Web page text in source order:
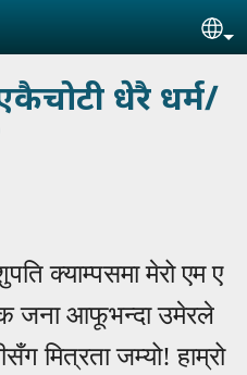
धेरै धर्म/
क्याम्पसमा मेरो एम ए
जनाआफूभन्दा उमेरले
मित्रता जम्यो!हाम्रो